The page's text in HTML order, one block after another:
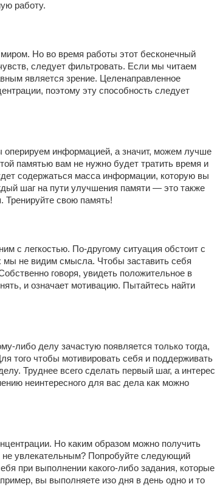
работу.
Но во время работы этот бесконечный
следует фильтровать. Если мы читаем
является зрение. Целенаправленное
поэтому эту способность следует
информацией, а значит, можем лучше
памятью вам не нужно будет тратить время и
содержаться масса информации, которую вы
шаг на пути улучшения памяти — это также
Тренируйте свою память!
с легкостью. По-другому ситуация обстоит с
мы не видим смысла. Чтобы заставить себя
говоря, увидеть положительное в
и означает мотивацию. Пытайтесь найти
либо делу зачастую появляется только тогда,
того чтобы мотивировать себя и поддерживать
Труднее всего сделать первый шаг, а интерес
неинтересного для вас дела как можно
Но каким образом можно получить
не увлекательным? Попробуйте следующий
при выполнении какого-либо задания, которые
вы выполняете изо дня в день одно и то